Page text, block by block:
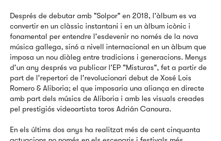
Després de debutar amb "Solpor" en 2018, l'àlbum es va
convertir en un clàssic instantani i en un àlbum icònic i
fonamental per entendre l'esdevenir no només de la nova
música gallega, sinó a nivell internacional en un àlbum que
imposa un nou diàleg entre tradicions i generacions. Menys
d'un any després va publicar l'EP "Misturas", fet a partir de
part de l'repertori de l'revolucionari debut de Xosé Lois
Romero & Aliboria; el que imposaria una aliança en directe
amb part dels músics de Aliboria i amb les visuals creades
pel prestigiós videoartista toros Adrián Canoura.
En els últims dos anys ha realitzat més de cent cinquanta